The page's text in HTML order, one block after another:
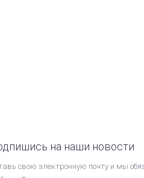
на наши новости
свою электронную почту и мы